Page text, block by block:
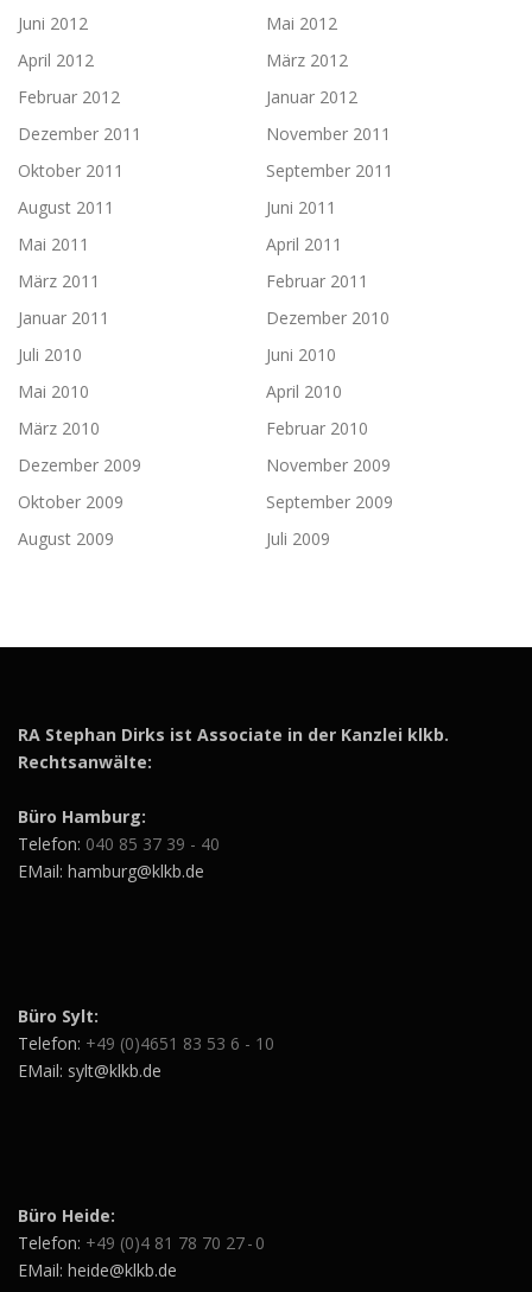
Juni 2012
Mai 2012
April 2012
März 2012
Februar 2012
Januar 2012
Dezember 2011
November 2011
Oktober 2011
September 2011
August 2011
Juni 2011
Mai 2011
April 2011
März 2011
Februar 2011
Januar 2011
Dezember 2010
Juli 2010
Juni 2010
Mai 2010
April 2010
März 2010
Februar 2010
Dezember 2009
November 2009
Oktober 2009
September 2009
August 2009
Juli 2009
RA Stephan Dirks ist Associate in der Kanzlei klkb.
Rechtsanwälte:
Büro Hamburg:
Telefon: 040 85 37 39 - 40
EMail: hamburg@klkb.de
Büro Sylt:
Telefon: +49 (0)4651 83 53 6 - 10
EMail: sylt@klkb.de
Büro Heide:
Telefon: +49 (0)4 81 78 70 27 - 0
EMail: heide@klkb.de